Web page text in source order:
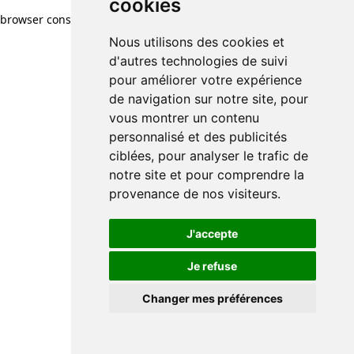
cookies
Nous utilisons des cookies et
d'autres technologies de suivi
pour améliorer votre expérience
de navigation sur notre site, pour
vous montrer un contenu
personnalisé et des publicités
ciblées, pour analyser le trafic de
notre site et pour comprendre la
provenance de nos visiteurs.
J'accepte
Je refuse
Changer mes préférences
cookies
Nous utilisons des cookies et
d'autres technologies de suivi
pour améliorer votre expérience
de navigation sur notre site, pour
vous montrer un contenu
personnalisé et des publicités
ciblées, pour analyser le trafic de
notre site et pour comprendre la
provenance de nos visiteurs.
J'accepte
Je refuse
Changer mes préférences
browser console for more information)